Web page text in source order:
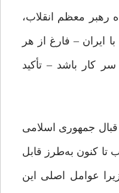
رهبر معظم انقلاب،
ایران – فارغ از هر
کار باشد – تأکید
جمهوری‌ اسلامی
تا کنون به‌طرز قابل‌
عوامل اصلی این